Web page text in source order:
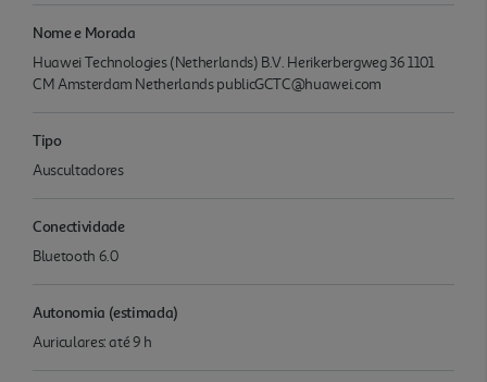
Nome e Morada
Huawei Technologies (Netherlands) B.V. Herikerbergweg 36 1101
CM Amsterdam Netherlands publicGCTC@huawei.com
Tipo
Auscultadores
Conectividade
Bluetooth 6.0
Autonomia (estimada)
Auriculares: até 9 h